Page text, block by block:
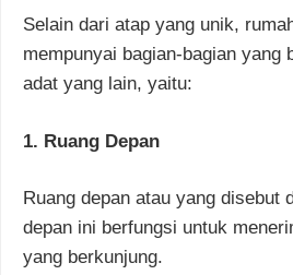
Selain dari atap yang unik,
mempunyai bagian-bagian yang
adat yang lain, yaitu:
1. Ruang Depan
Ruang depan atau yang disebut
depan ini berfungsi untuk
yang berkunjung.